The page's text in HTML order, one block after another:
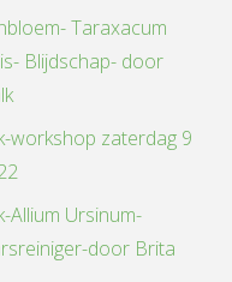
Taraxacum
Blijdschap- door
workshop zaterdag 9
Allium Ursinum-
door Brita